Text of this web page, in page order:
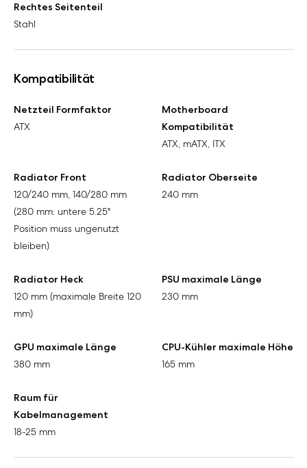
Rechtes Seitenteil
Stahl
Kompatibilität
Netzteil Formfaktor
ATX
Motherboard
Kompatibilität
ATX, mATX, ITX
Radiator Front
120/240 mm, 140/280 mm
(280 mm: untere 5.25"
Position muss ungenutzt
bleiben)
Radiator Oberseite
240 mm
Radiator Heck
120 mm (maximale Breite 120
mm)
PSU maximale Länge
230 mm
GPU maximale Länge
380 mm
CPU-Kühler maximale Höhe
165 mm
Raum für
Kabelmanagement
18-25 mm